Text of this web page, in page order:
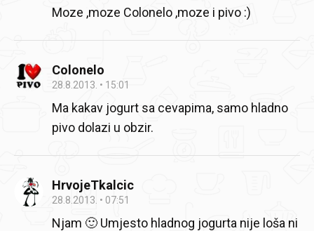
Moze ,moze Colonelo ,moze i pivo :)
Colonelo
28.8.2013. 15:01
Ma kakav jogurt sa cevapima, samo hladno
pivo dolazi u obzir.
HrvojeTkalcic
28.8.2013. 07:51
Njam 🙂 Umjesto hladnog jogurta nije loša ni